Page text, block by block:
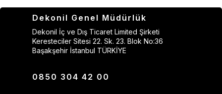
Dekonil Genel Müdürlük
Dekonil İç ve Dış Ticaret Limited Şirketi
Keresteciler Sitesi 22. Sk. 23. Blok No:36
Başakşehir İstanbul TÜRKİYE
0850 304 42 00